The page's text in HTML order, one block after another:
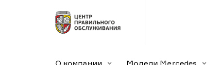
О компании Модели Mercedes